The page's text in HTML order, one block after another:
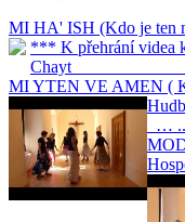
MI HA' ISH (Kdo je ten
*** K přehrání videa
Chayt
MI YTEN VE AMEN (
…